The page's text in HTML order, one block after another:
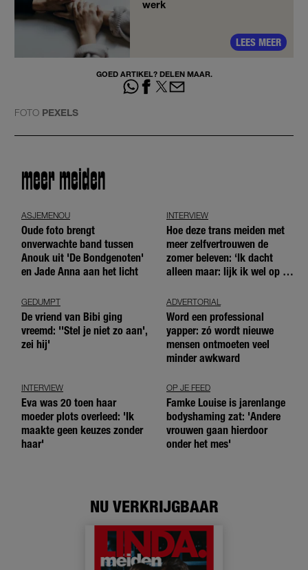
werk
LEES MEER
GOED ARTIKEL? DELEN MAAR.
FOTO PEXELS
meer meiden
ASJEMENOU
Oude foto brengt
onverwachte band tussen
Anouk uit 'De Bondgenoten'
en Jade Anna aan het licht
INTERVIEW
Hoe deze trans meiden met
meer zelfvertrouwen de
zomer beleven: ‘Ik dacht
alleen maar: lijk ik wel op de
GEDUMPT
De vriend van Bibi ging
vreemd: ''Stel je niet zo aan',
zei hij'
ADVERTORIAL
Word een professional
yapper: zó wordt nieuwe
mensen ontmoeten veel
minder awkward
INTERVIEW
Eva was 20 toen haar
moeder plots overleed: 'Ik
maakte geen keuzes zonder
haar'
OP JE FEED
Famke Louise is jarenlange
bodyshaming zat: 'Andere
vrouwen gaan hierdoor
onder het mes'
NU VERKRIJGBAAR